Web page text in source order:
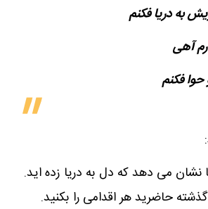
به دریا فکنم
آهی
فکنم
نشان می دهد که دل به دریا زده اید.
حاضرید هر اقدامی را بکنید.